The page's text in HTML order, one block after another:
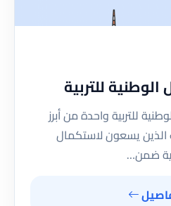
للتربية
للتربية واحدة من أبرز
الذين يسعون لاستكمال
ضمن…